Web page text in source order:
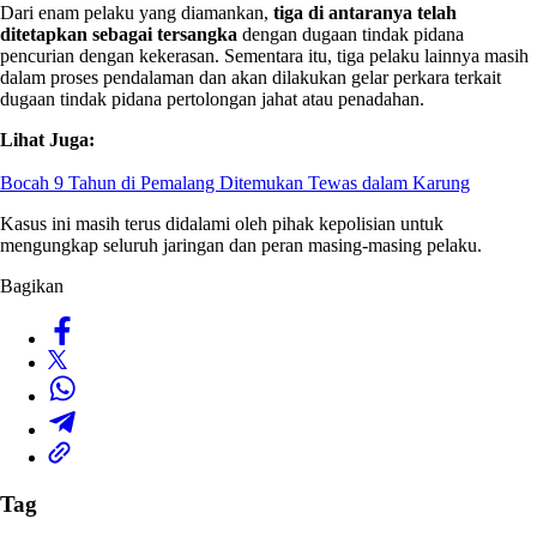
Dari enam pelaku yang diamankan, tiga di antaranya telah
ditetapkan sebagai tersangka dengan dugaan tindak pidana
pencurian dengan kekerasan. Sementara itu, tiga pelaku lainnya masih
dalam proses pendalaman dan akan dilakukan gelar perkara terkait
dugaan tindak pidana pertolongan jahat atau penadahan.
Lihat Juga:
Bocah 9 Tahun di Pemalang Ditemukan Tewas dalam Karung
Kasus ini masih terus didalami oleh pihak kepolisian untuk
mengungkap seluruh jaringan dan peran masing-masing pelaku.
Bagikan
Tag